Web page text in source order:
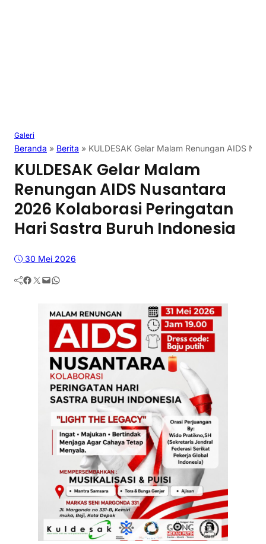
Galeri
Beranda » Berita » KULDESAK Gelar Malam Renungan AIDS
KULDESAK Gelar Malam
Renungan AIDS Nusantara
2026 Kolaborasi Peringatan
Hari Sastra Buruh Indonesia
30 Mei 2026
Facebook Twitter Mail WhatsApp